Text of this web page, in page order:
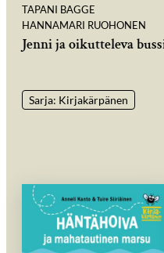
TAPANI BAGGE
HANNAMARI RUOHONEN
Jenni ja oikutteleva
Sarja: Kirjakärpänen